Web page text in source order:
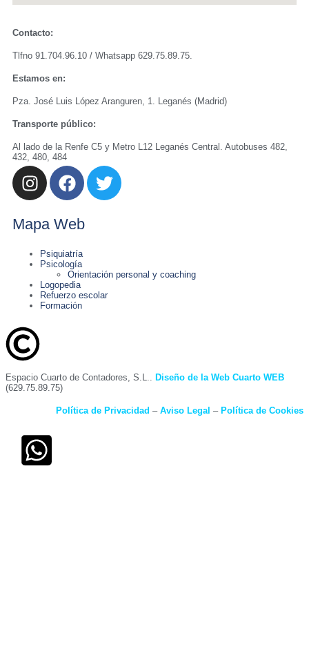
Contacto:
Tlfno 91.704.96.10 / Whatsapp 629.75.89.75.
Estamos en:
Pza. José Luis López Aranguren, 1. Leganés (Madrid)
Transporte público:
Al lado de la Renfe C5 y Metro L12 Leganés Central. Autobuses 482,
432, 480, 484
Mapa Web
Psiquiatría
Psicología
Orientación personal y coaching
Logopedia
Refuerzo escolar
Formación
Espacio Cuarto de Contadores, S.L.. Diseño de la Web Cuarto WEB
(629.75.89.75)
Política de Privacidad – Aviso Legal – Política de Cookies